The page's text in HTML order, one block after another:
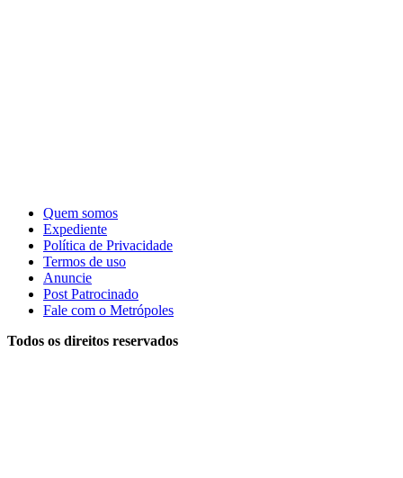
Quem somos
Expediente
Política de Privacidade
Termos de uso
Anuncie
Post Patrocinado
Fale com o Metrópoles
Todos os direitos reservados